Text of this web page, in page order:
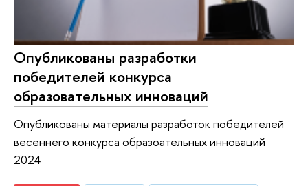
Опубликованы разработки
победителей конкурса
образовательных инноваций
Опубликованы материалы разработок победителей
весеннего конкурса образоательных инноваций
2024